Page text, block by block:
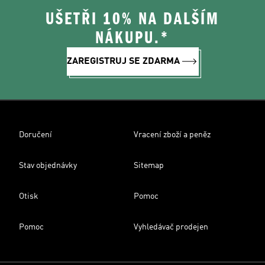
UŠETŘI 10% NA DALŠÍM
NÁKUPU.*
ZAREGISTRUJ SE ZDARMA
Doručení Vracení zboží a peněz
Stav objednávky Sitemap
Otisk Pomoc
Pomoc Vyhledávač prodejen